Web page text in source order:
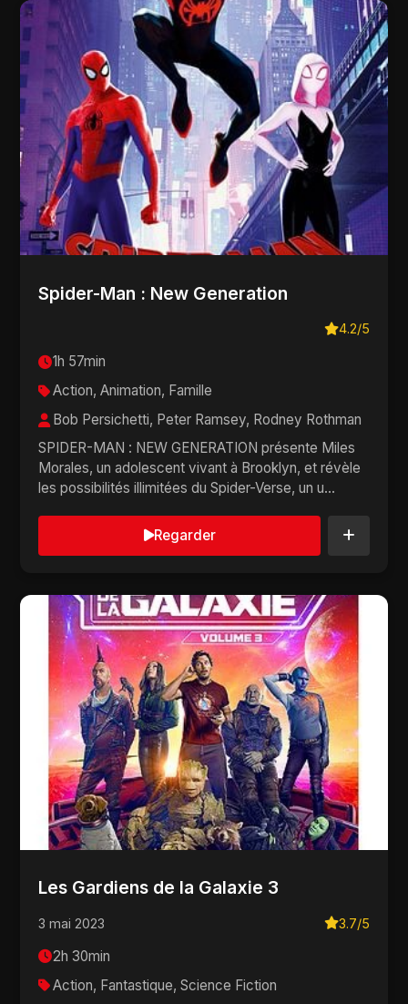
Spider-Man : New Generation
4.2/5
1h 57min
Action, Animation, Famille
Bob Persichetti, Peter Ramsey, Rodney Rothman
SPIDER-MAN : NEW GENERATION présente Miles
Morales, un adolescent vivant à Brooklyn, et révèle
les possibilités illimitées du Spider-Verse, un u...
Regarder
Les Gardiens de la Galaxie 3
3 mai 2023 3.7/5
2h 30min
Action, Fantastique, Science Fiction